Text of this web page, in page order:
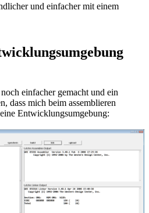
und einfacher mit einem
einfacher gemacht und ein
dass mich beim assemblieren
Entwicklungsumgebung: